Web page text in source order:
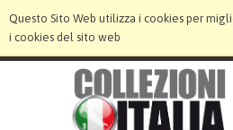
Questo Sito Web utilizza i cookies per
i cookies del sito web